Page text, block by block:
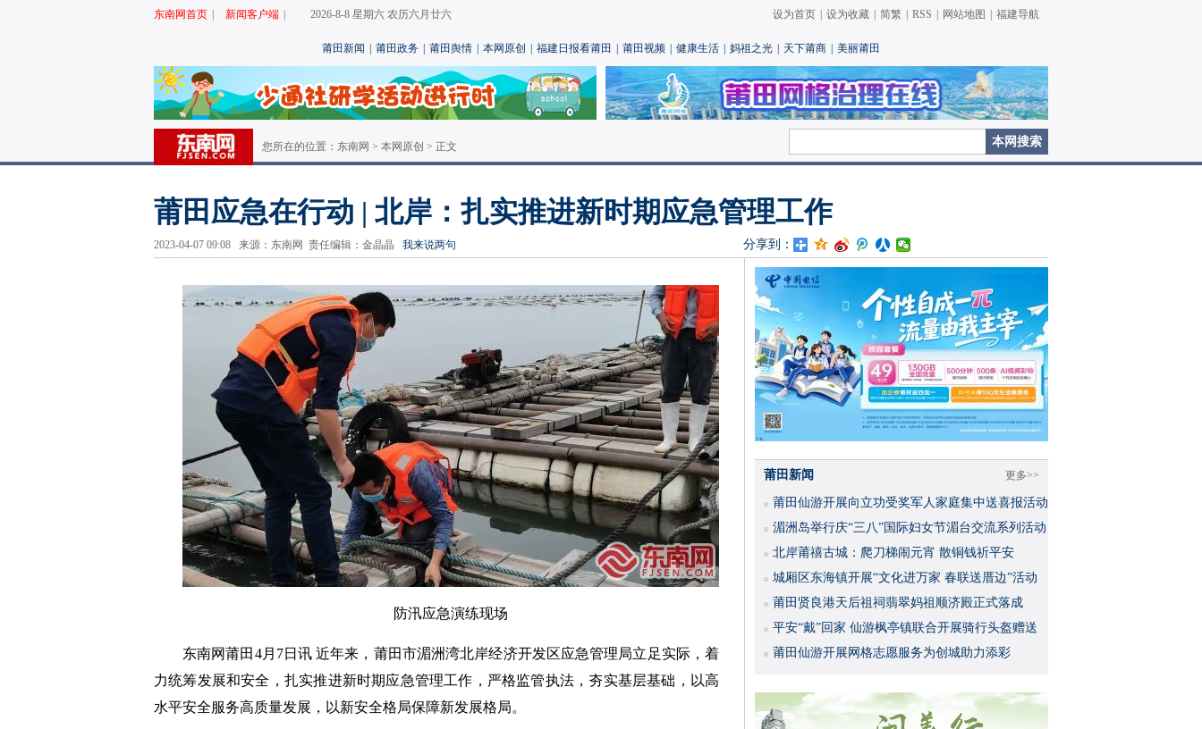
东南网首页 新闻客户端 2026-8-8 星期六 农历六月廿六 设为首页 设为收藏 简繁 RSS 网站地图 福建导航
莆田新闻 莆田政务 莆田舆情 本网原创 福建日报看莆田 莆田视频 健康生活 妈祖之光 天下莆商 美丽莆田
您所在的位置： 东南网 > 本网原创 > 正文
莆田应急在行动 | 北岸：扎实推进新时期应急管理工作
2023-04-07 09:08 来源：东南网 责任编辑：金晶晶 我来说两句 分享到：
防汛应急演练现场
东南网莆田4月7日讯 近年来，莆田市湄洲湾北岸经济开发区应急管理局立足实际，着
力统筹发展和安全，扎实推进新时期应急管理工作，严格监管执法，夯实基层基础，以高
水平安全服务高质量发展，以新安全格局保障新发展格局。
更多>>
莆田新闻
莆田仙游开展向立功受奖军人家庭集中送喜报活动
湄洲岛举行庆“三八”国际妇女节湄台交流系列活动
北岸莆禧古城：爬刀梯闹元宵 散铜钱祈平安
城厢区东海镇开展“文化进万家 春联送厝边”活动
莆田贤良港天后祖祠翡翠妈祖顺济殿正式落成
平安“戴”回家 仙游枫亭镇联合开展骑行头盔赠送
活动
莆田仙游开展网格志愿服务为创城助力添彩